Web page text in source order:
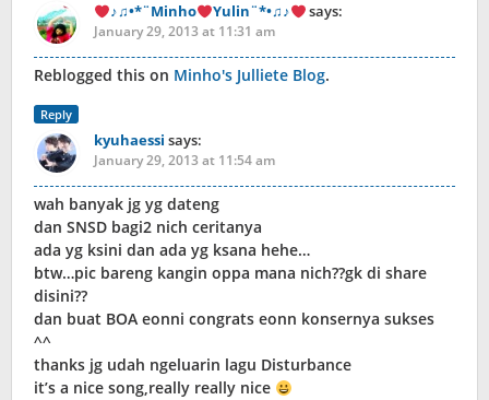
♪♫•*¨Minho Yulin¨*•♫♪ says:
January 29, 2013 at 11:31 am
Reblogged this on Minho's Julliete Blog.
Reply
kyuhaessi says:
January 29, 2013 at 11:54 am
wah banyak jg yg dateng
dan SNSD bagi2 nich ceritanya
ada yg ksini dan ada yg ksana hehe…
btw…pic bareng kangin oppa mana nich??gk di share
disini??
dan buat BOA eonni congrats eonn konsernya sukses
^^
thanks jg udah ngeluarin lagu Disturbance
it’s a nice song,really really nice